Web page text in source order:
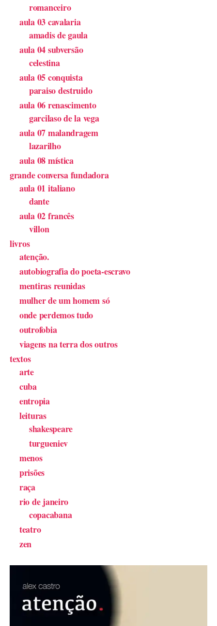
romanceiro
aula 03 cavalaria
amadis de gaula
aula 04 subversão
celestina
aula 05 conquista
paraiso destruido
aula 06 renascimento
garcilaso de la vega
aula 07 malandragem
lazarilho
aula 08 mística
grande conversa fundadora
aula 01 italiano
dante
aula 02 francês
villon
livros
atenção.
autobiografia do poeta-escravo
mentiras reunidas
mulher de um homem só
onde perdemos tudo
outrofobia
viagens na terra dos outros
textos
arte
cuba
entropia
leituras
shakespeare
turgueniev
menos
prisões
raça
rio de janeiro
copacabana
teatro
zen